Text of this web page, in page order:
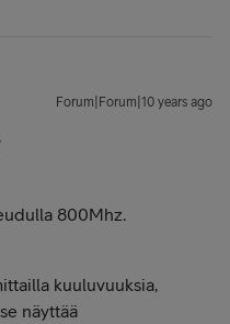
Forum|Forum|10 years ago
800Mhz.
kuuluvuuksia,
näyttää